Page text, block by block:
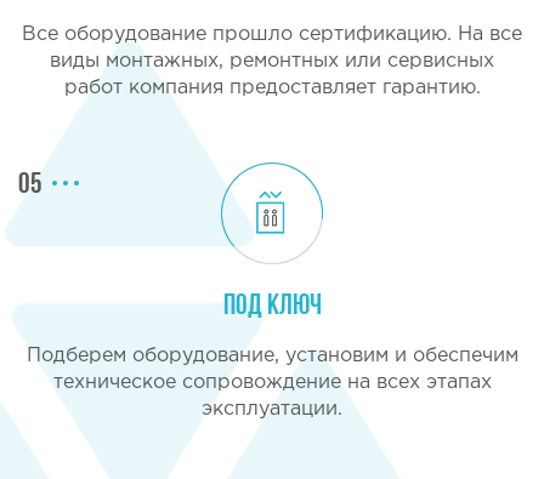
Все оборудование прошло сертификацию. На все
виды монтажных, ремонтных или сервисных
работ компания предоставляет гарантию.
05
Под ключ
Подберем оборудование, установим и обеспечим
техническое сопровождение на всех этапах
эксплуатации.